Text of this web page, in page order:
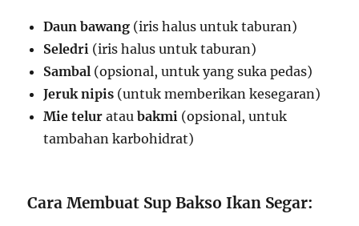
Daun bawang (iris halus untuk taburan)
Seledri (iris halus untuk taburan)
Sambal (opsional, untuk yang suka pedas)
Jeruk nipis (untuk memberikan kesegaran)
Mie telur ataubakmi (opsional, untuk
tambahan karbohidrat)
Cara Membuat Sup Bakso Ikan Segar: